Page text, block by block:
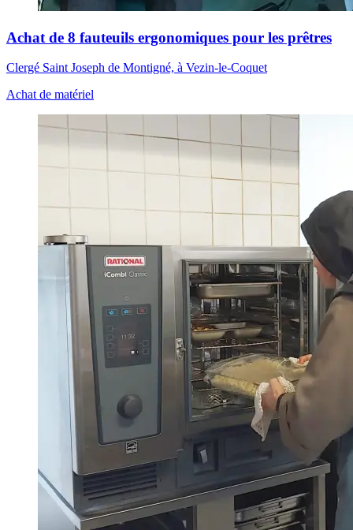
Achat de 8 fauteuils ergonomiques pour les prêtres
Clergé Saint Joseph de Montigné, à Vezin-le-Coquet
Achat de matériel